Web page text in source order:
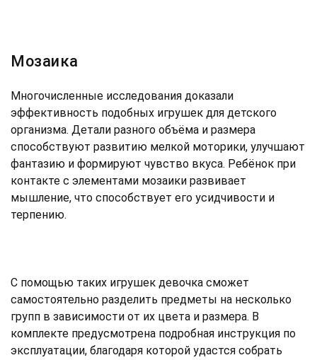
Мозаика
Многочисленные исследования доказали
эффективность подобных игрушек для детского
организма. Детали разного объёма и размера
способствуют развитию мелкой моторики, улучшают
фантазию и формируют чувство вкуса. Ребёнок при
контакте с элементами мозаики развивает
мышление, что способствует его усидчивости и
терпению.
С помощью таких игрушек девочка сможет
самостоятельно разделить предметы на несколько
групп в зависимости от их цвета и размера. В
комплекте предусмотрена подробная инструкция по
эксплуатации, благодаря которой удастся собрать